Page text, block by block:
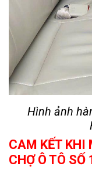
Hình ảnh
CAM KẾT KHI
CHỢ Ô TÔ SỐ